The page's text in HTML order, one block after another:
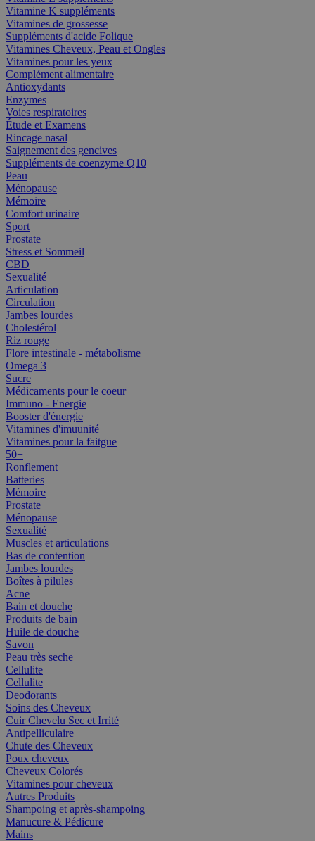
Vitamine K suppléments
Vitamines de grossesse
Suppléments d'acide Folique
Vitamines Cheveux, Peau et Ongles
Vitamines pour les yeux
Complément alimentaire
Antioxydants
Enzymes
Voies respiratoires
Étude et Examens
Rincage nasal
Saignement des gencives
Suppléments de coenzyme Q10
Peau
Ménopause
Mémoire
Comfort urinaire
Sport
Prostate
Stress et Sommeil
CBD
Sexualité
Articulation
Circulation
Jambes lourdes
Cholestérol
Riz rouge
Flore intestinale - métabolisme
Omega 3
Sucre
Médicaments pour le coeur
Immuno - Energie
Booster d'énergie
Vitamines d'imuunité
Vitamines pour la faitgue
50+
Ronflement
Batteries
Mémoire
Prostate
Ménopause
Sexualité
Muscles et articulations
Bas de contention
Jambes lourdes
Boîtes à pilules
Acne
Bain et douche
Produits de bain
Huile de douche
Savon
Peau très seche
Cellulite
Cellulite
Deodorants
Soins des Cheveux
Cuir Chevelu Sec et Irrité
Antipelliculaire
Chute des Cheveux
Poux cheveux
Cheveux Colorés
Vitamines pour cheveux
Autres Produits
Shampoing et après-shampoing
Manucure & Pédicure
Mains